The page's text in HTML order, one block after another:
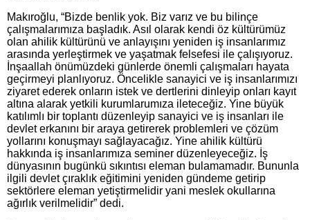
Makıroğlu, “Bizde benlik yok. Biz varız ve bu bilinçe
çalışmalarımıza başladık. Asıl olarak kendi öz kültürümüz
olan ahilik kültürünü ve anlayışını yeniden iş insanlarımız
arasında yerleştirmek ve yaşatmak felsefesi ile çalışıyoruz.
İnşaallah önümüzdeki günlerde önemli çalışmaları hayata
geçirmeyi planlıyoruz. Öncelikle sanayici ve iş insanlarımızı
ziyaret ederek onların istek ve dertlerini dinleyip onları kayıt
altına alarak yetkili kurumlarumıza ileteceğiz. Yine büyük
katılımlı bir toplantı düzenleyip sanayici ve iş insanları ile
devlet erkanını bir araya getirerek problemleri ve çözüm
yollarını konuşmayı sağlayacağız. Yine ahilik kültürü
hakkında iş insanlarımıza seminer düzenleyeceğiz. İş
dünyasının bugünkü sıkıntısı eleman bulamamadır. Bununla
ilgili devlet çıraklık eğitimini yeniden gündeme getirip
sektörlere eleman yetiştirmelidir yani meslek okullarına
ağırlık verilmelidir” dedi.